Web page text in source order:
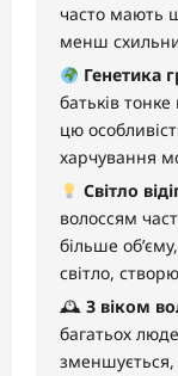
часто мають
менш
Генетика
батьків
цю
харчування
Світло
волоссям
більше
світло,
🕰 З віком
багатьох
зменшується,